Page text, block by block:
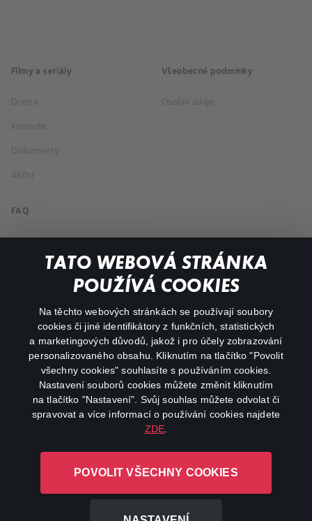
TATO WEBOVÁ STRÁNKA
POUŽÍVÁ COOKIES
Na těchto webových stránkách se používají soubory
cookies či jiné identifikátory z funkčních, statistických
a marketingových důvodů, jakož i pro účely zobrazování
personalizovaného obsahu. Kliknutím na tlačítko "Povolit
všechny cookies" souhlasíte s používáním cookies.
Nastavení souborů cookies můžete změnit kliknutím
na tlačítko "Nastavení". Svůj souhlas můžete odvolat či
spravovat a více informací o používání cookies najdete
ZDE
POVOLIT VŠECHNY COOKIES
Filmy a seriály
Drama
Komedie
Dokumenty
Akční
Všeobecné podmínky
Osobní údaje
FAQ
Můj účet
Důležité odkazy
facebookinstagram
youtube
L-1246 Luxembourg R.C.S.